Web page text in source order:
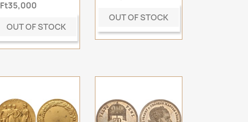
Ft35,000
OUT OF STOCK
OUT OF STOCK